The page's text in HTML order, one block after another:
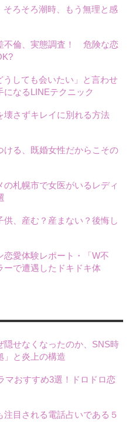
ろそろ潮時、もう無理と感
不倫、実態調査！ 危険な恋
うしても会いたい」と言わせ
になるLINEテクニック
さずキレイに別れる方法
ける、既婚女性だからこその
の札幌市で女医がいるレディ
供、産む？産まない？後悔し
恋愛体験レポート・「W不
で遭遇したドキドキ体
隠せなくなったのか、SNS時
」と炎上の構造
マおすすめ3選！ドロドロ恋
注目される電話占いである５